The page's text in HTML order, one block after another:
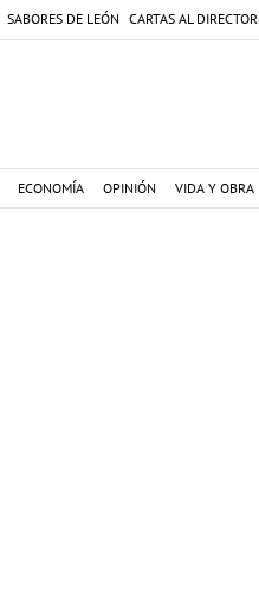
SABORES DE LEÓN CARTAS AL DIRECTOR
ECONOMÍA OPINIÓN VIDA Y OBRA